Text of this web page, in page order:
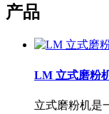
产品
LM 立式磨粉
立式磨粉机是